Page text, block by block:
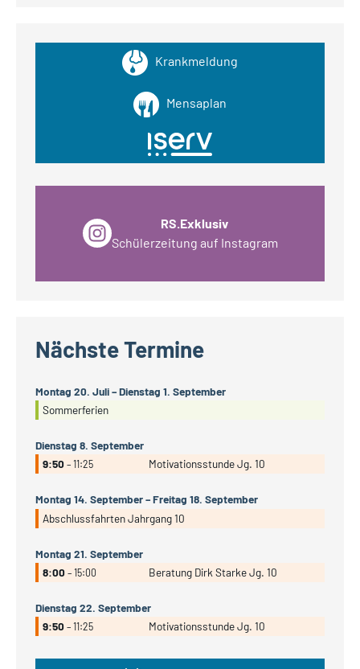
Krankmeldung
Mensaplan
RS.Exklusiv
Schülerzeitung auf Instagram
Nächste Termine
Montag 20. Juli–Dienstag 1. September
Sommerferien
Dienstag 8. September
9:50 – 11:25 Motivationsstunde Jg. 10
Montag 14. September–Freitag 18. September
Abschlussfahrten Jahrgang 10
Montag 21. September
8:00 – 15:00 Beratung Dirk Starke Jg. 10
Dienstag 22. September
9:50 – 11:25 Motivationsstunde Jg. 10